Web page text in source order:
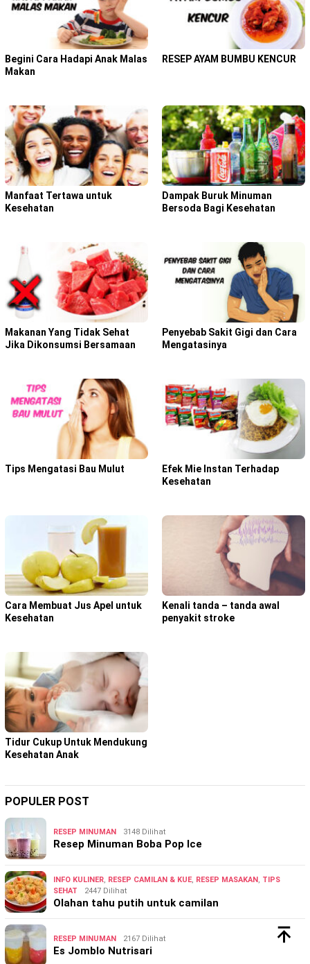
Begini Cara Hadapi Anak Malas
Makan
RESEP AYAM BUMBU KENCUR
Manfaat Tertawa untuk
Kesehatan
Dampak Buruk Minuman
Bersoda Bagi Kesehatan
Makanan Yang Tidak Sehat
Jika Dikonsumsi Bersamaan
Penyebab Sakit Gigi dan Cara
Mengatasinya
Tips Mengatasi Bau Mulut
Efek Mie Instan Terhadap
Kesehatan
Cara Membuat Jus Apel untuk
Kesehatan
Kenali tanda – tanda awal
penyakit stroke
Tidur Cukup Untuk Mendukung
Kesehatan Anak
POPULER POST
RESEP MINUMAN 3148 Dilihat
Resep Minuman Boba Pop Ice
INFO KULINER, RESEP CAMILAN & KUE, RESEP MASAKAN, TIPS
SEHAT
2447 Dilihat
Olahan tahu putih untuk camilan
RESEP MINUMAN 2167 Dilihat
Es Jomblo Nutrisari